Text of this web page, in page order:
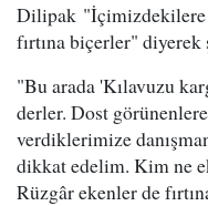
Dilipak "İçimizdekilere
fırtına biçerler" diyerek
"Bu arada 'Kılavuzu
derler. Dost
verdiklerimize
dikkat edelim. Kim ne
Rüzgâr ekenler de